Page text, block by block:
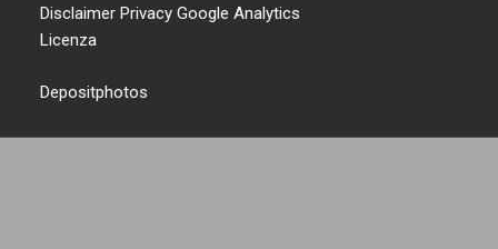
Disclaimer Privacy Google Analytics
Licenza
Depositphotos